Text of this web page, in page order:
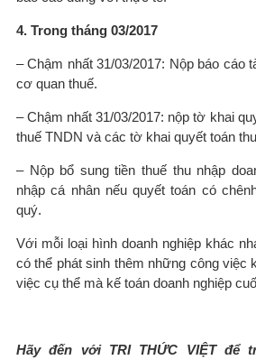
4. Trong tháng 03/2017
– Chậm nhất 31/03/2017: Nộp báo cáo
cơ quan thuế.
– Chậm nhất 31/03/2017: nộp tờ khai
thuế TNDN và các tờ khai quyết toán
– Nộp bổ sung tiền thuế thu nhập
nhập cá nhân nếu quyết toán có
quý.
Với mỗi loại hình doanh nghiệp khác
có thể phát sinh thêm những công việc
việc cụ thể mà kế toán doanh nghiệp
Hãy đến với TRI THỨC VIỆT để